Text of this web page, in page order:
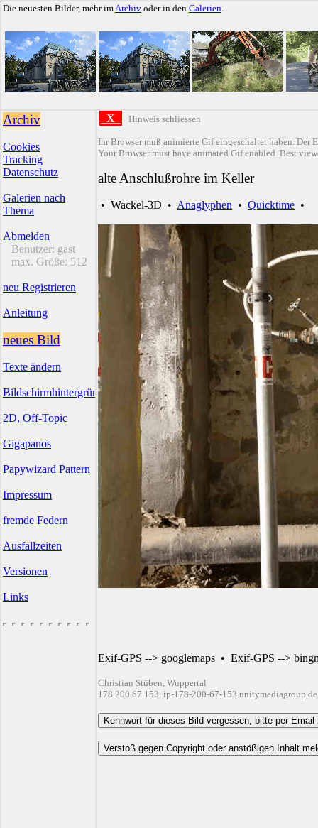
Die neuesten Bilder, mehr imArchiv oder in den Galerien.
Archiv
Cookies
Tracking
Datenschutz
Galerien nach
Thema
Abmelden
Benutzer: gast
max. Größe: 512
neu Registrieren
Anleitung
neues Bild
Texte ändern
Bildschirmhintergründe
2D, Off-Topic
Gigapanos
Papywizard Pattern
Impressum
fremde Federn
Ausfallzeiten
Versionen
Links
X Hinweis schliessen
Ihr Browser muß animierte Gif eingeschaltet haben. Der
Your Browser must have animated Gif enabled. Best
alte Anschlußrohre im Keller
• Wackel-3D • Anaglyphen • Quicktime •
Exif-GPS --> googlemaps • Exif-GPS -->
Christian Stüben, Wuppertal
178.200.67.153, ip-178-200-67-